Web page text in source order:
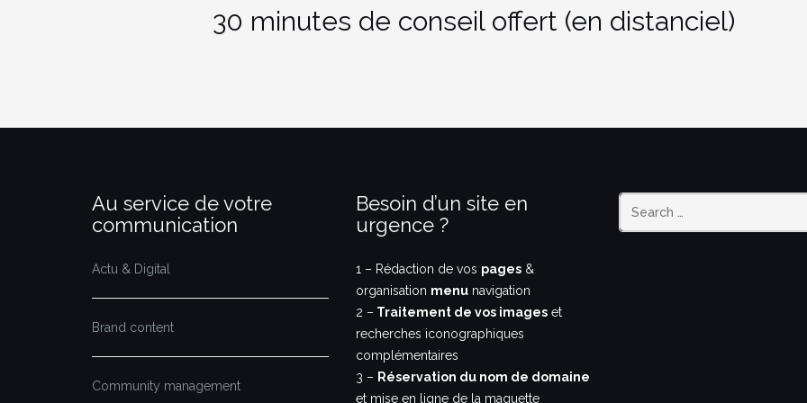
30 minutes de conseil offert (en distanciel)
Au service de votre
communication
Actu & Digital
Brand content
Community management
Besoin d’un site en
urgence ?
1 – Rédaction de vos pages&
organisation menunavigation
2 – Traitement de vos imageset
recherches iconographiques
complémentaires
3 – Réservation du nom de domaine
et mise en ligne de la maquette